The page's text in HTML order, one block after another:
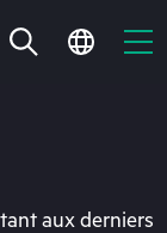
aux derniers